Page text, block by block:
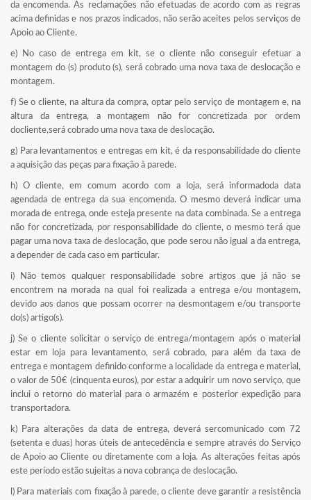
da encomenda. As reclamações não efetuadas de acordo com as regras
acima definidas e nos prazos indicados, não serão aceites pelos serviços de
Apoio ao Cliente.
e) No caso de entrega em kit, se o cliente não conseguir efetuar a
montagem do (s) produto (s), será cobrado uma nova taxa de deslocação e
montagem.
f) Se o cliente, na altura da compra, optar pelo serviço de montagem e, na
altura da entrega, a montagem não for concretizada por ordem
docliente,será cobrado uma nova taxa de deslocação.
g) Para levantamentos e entregas em kit, é da responsabilidade do cliente
a aquisição das peças para fixação à parede.
h) O cliente, em comum acordo com a loja, será informadoda data
agendada de entrega da sua encomenda. O mesmo deverá indicar uma
morada de entrega, onde esteja presente na data combinada. Se a entrega
não for concretizada, por responsabilidade do cliente, o mesmo terá que
pagar uma nova taxa de deslocação, que pode serou não igual a da entrega,
a depender de cada caso em particular.
i) Não temos qualquer responsabilidade sobre artigos que já não se
encontrem na morada na qual foi realizada a entrega e/ou montagem,
devido aos danos que possam ocorrer na desmontagem e/ou transporte
do(s) artigo(s).
j) Se o cliente solicitar o serviço de entrega/montagem após o material
estar em loja para levantamento, será cobrado, para além da taxa de
entrega e montagem definido conforme a localidade da entrega e material,
o valor de 50€ (cinquenta euros), por estar a adquirir um novo serviço, que
inclui o retorno do material para o armazém e posterior expedição para
transportadora.
k) Para alterações da data de entrega, deverá sercomunicado com 72
(setenta e duas) horas úteis de antecedência e sempre através do Serviço
de Apoio ao Cliente ou diretamente com a loja. As alterações feitas após
este período estão sujeitas a nova cobrança de deslocação.
l) Para materiais com fixação à parede, o cliente deve garantir a resistência